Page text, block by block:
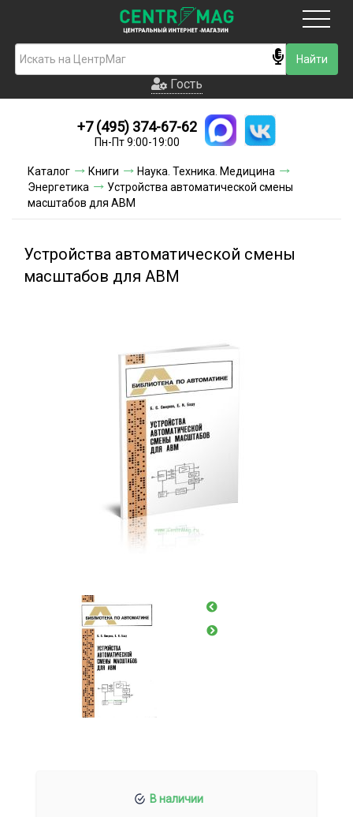
Гость
Новинки
Условия доставки
Условия оплаты
Акции и скидки
Гость
+7 (495) 374-67-62
Пн-Пт 9:00-19:00
Каталог Книги
Наука. Техника. Медицина
Энергетика
Устройства автоматической смены
масштабов для АВМ
Устройства автоматической смены
масштабов для АВМ
В наличии